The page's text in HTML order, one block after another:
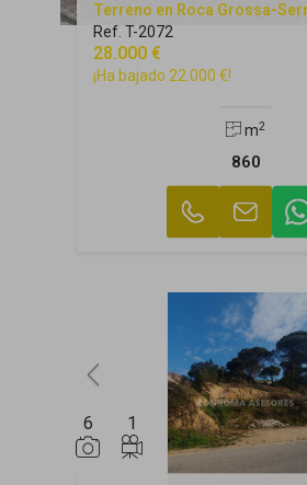
Terreno en Roca Grossa-
Ref. T-2072
28.000 €
¡Ha bajado 22.000 €!
m2
860
6 1